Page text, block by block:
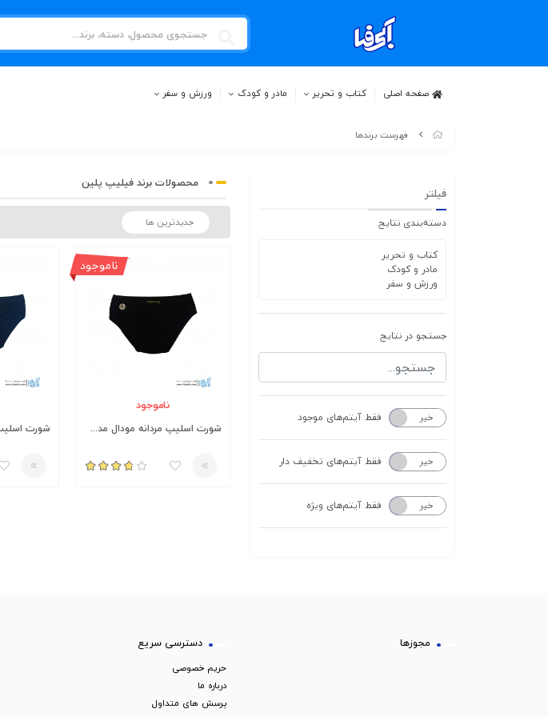
صفحه اصلی کتاب و تحریر مادر و کودک ورزش و سفر
فهرست برندها
فیلتر
دسته‌بندی نتایج
کتاب و تحریر
مادر و کودک
ورزش و سفر
جستجو در نتایج
بله خیر فقط آیتم‌های موجود
بله خیر فقط آیتم‌های تخفیف دار
بله خیر فقط آیتم‌های ویژه
محصولات برند فیلیپ پلین
ناموجود
ناموجود
شورت اسلیپ مردانه مودال مدل MO300-B طرح فیلیپ پلین
مجوزها دسترسی سریع
حریم خصوصی
درباره ما
پرسش های متداول